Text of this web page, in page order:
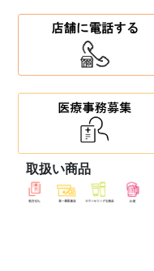
取扱い商品